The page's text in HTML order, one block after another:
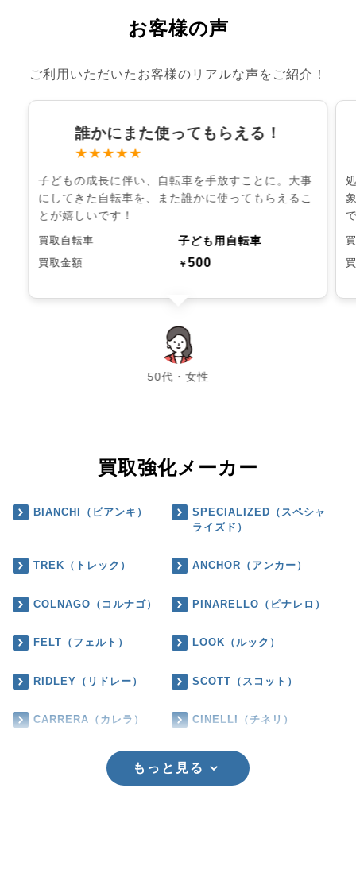
お客様の声
ご利用いただいたお客様のリアルな声をご紹介！
誰かにまた使ってもらえる！
★★★★★
子どもの成長に伴い、自転車を手放すことに。大事
にしてきた自転車を、また誰かに使ってもらえるこ
とが嬉しいです！
買取自転車 子ども用自転車
買取金額 ￥500
50代・女性
chevron_left chevron_right
買取強化メーカー
BIANCHI（ビアンキ）
SPECIALIZED（スペシャ
ライズド）
TREK（トレック） ANCHOR（アンカー）
COLNAGO（コルナゴ） PINARELLO（ピナレロ）
FELT（フェルト） LOOK（ルック）
RIDLEY（リドレー） SCOTT（スコット）
CARRERA（カレラ） CINELLI（チネリ）
もっと見る